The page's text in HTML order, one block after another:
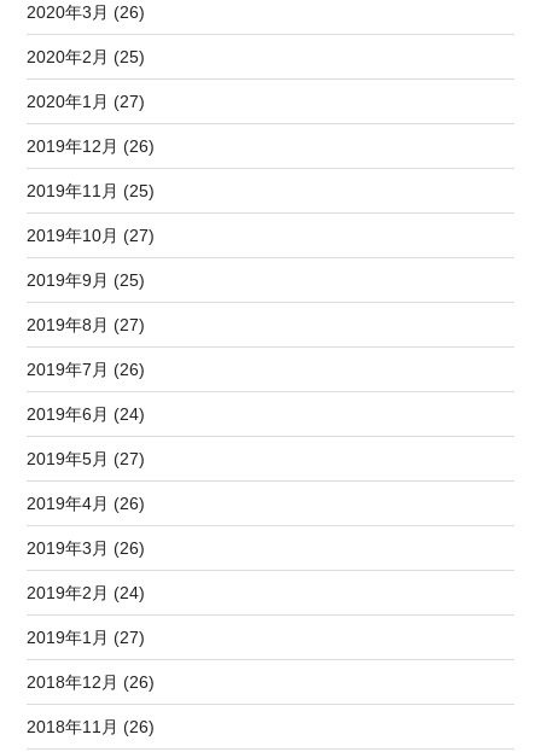
2020年3月 (26)
2020年2月 (25)
2020年1月 (27)
2019年12月 (26)
2019年11月 (25)
2019年10月 (27)
2019年9月 (25)
2019年8月 (27)
2019年7月 (26)
2019年6月 (24)
2019年5月 (27)
2019年4月 (26)
2019年3月 (26)
2019年2月 (24)
2019年1月 (27)
2018年12月 (26)
2018年11月 (26)